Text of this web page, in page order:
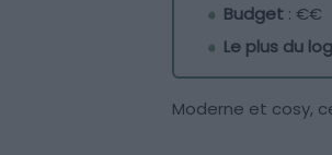
Budget : €€
Le plus du
Moderne et cosy,